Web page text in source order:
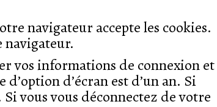
navigateur accepte les cookies.
navigateur.
vos informations de connexion et
d’écran est d’un an. Si
vous vous déconnectez de votre